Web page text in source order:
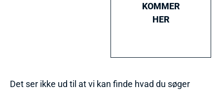
KOMMER
HER
Det ser ikke ud til at vi kan finde hvad du søger